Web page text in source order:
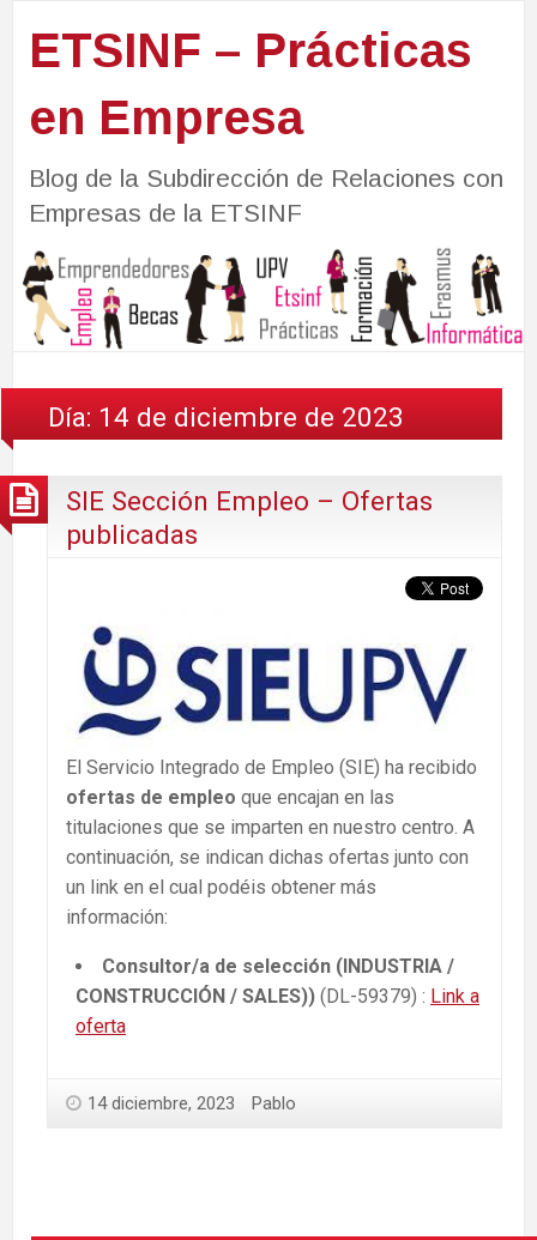
ETSINF – Prácticas
en Empresa
Blog de la Subdirección de Relaciones con
Empresas de la ETSINF
Día: 14 de diciembre de 2023
SIE Sección Empleo – Ofertas
publicadas
El Servicio Integrado de Empleo (SIE) ha recibido
ofertas de empleo que encajan en las
titulaciones que se imparten en nuestro centro. A
continuación, se indican dichas ofertas junto con
un link en el cual podéis obtener más
información:
Consultor/a de selección (INDUSTRIA /
CONSTRUCCIÓN / SALES)) (DL-59379) : Link a
oferta
14 diciembre, 2023 Pablo